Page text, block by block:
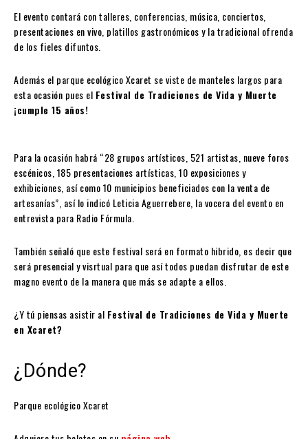
El evento contará con talleres, conferencias, música, conciertos,
presentaciones en vivo, platillos gastronómicos y la tradicional ofrenda
de los fieles difuntos.
Además el parque ecológico Xcaret se viste de manteles largos para
esta ocasión pues el Festival de Tradiciones de Vida y Muerte
¡cumple 15 años!
Para la ocasión habrá “28 grupos artísticos, 521 artistas, nueve foros
escénicos, 185 presentaciones artísticas, 10 exposiciones y
exhibiciones, así como 10 municipios beneficiados con la venta de
artesanías”, así lo indicó Leticia Aguerrebere, la vocera del evento en
entrevista para Radio Fórmula.
También señaló que este festival será en formato hibrido, es decir que
será presencial y visrtual para que así todos puedan disfrutar de este
magno evento de la manera que más se adapte a ellos.
¿Y tú piensas asistir al Festival de Tradiciones de Vida y Muerte
en Xcaret?
¿Dónde?
Parque ecológico Xcaret